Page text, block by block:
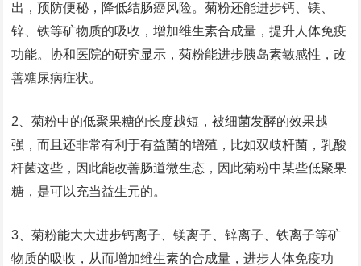
出，预防便秘，降低结肠癌风险。菊粉还能进步钙、镁、
锌、铁等矿物质的吸收，增加维生素合成量，提升人体免疫
功能。协和医院的研究显示，菊粉能进步胰岛素敏感性，改
善糖尿病症状。
2、菊粉中的低聚果糖的长度越短，被细菌发酵的效果越
强，而且还非常有利于有益菌的增殖，比如双歧杆菌，乳酸
杆菌这些，因此能改善肠道微生态，因此菊粉中某些低聚果
糖，是可以充当益生元的。
3、菊粉能大大进步钙离子、镁离子、锌离子、铁离子等矿
物质的吸收，从而增加维生素的合成量，进步人体免疫功